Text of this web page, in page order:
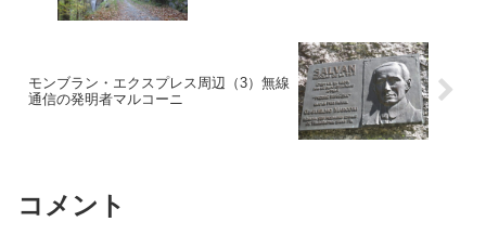
モンブラン・エクスプレス周辺（3）無線
通信の発明者マルコーニ
コメント